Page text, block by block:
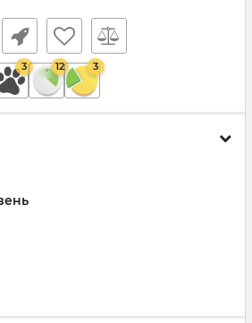
3 12 3